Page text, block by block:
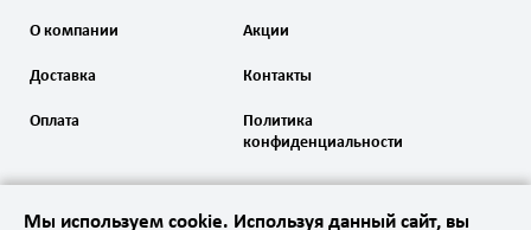
О компании
Доставка
Оплата
Акции
Контакты
Политика
конфиденциальности
Мы используем cookie. Используя данный сайт, вы